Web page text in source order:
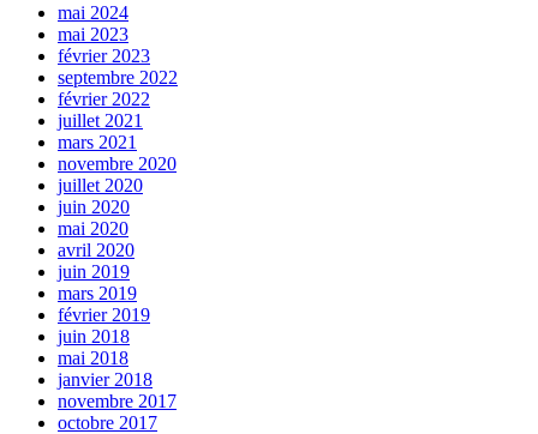
mai 2024
mai 2023
février 2023
septembre 2022
février 2022
juillet 2021
mars 2021
novembre 2020
juillet 2020
juin 2020
mai 2020
avril 2020
juin 2019
mars 2019
février 2019
juin 2018
mai 2018
janvier 2018
novembre 2017
octobre 2017